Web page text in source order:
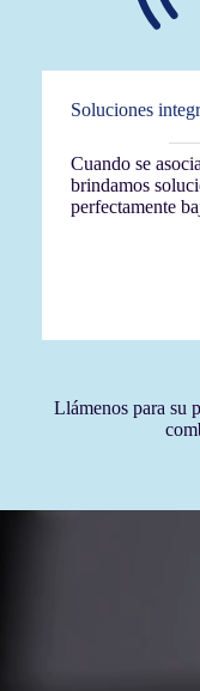
Soluciones
Cuando se
brindamos
perfectamente
Llámenos para su